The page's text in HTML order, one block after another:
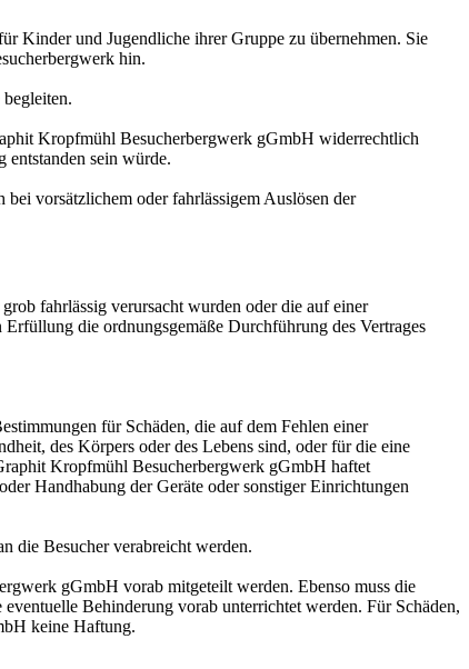
Kinder und Jugendliche ihrer Gruppe zu übernehmen. Sie
hin.
Kropfmühl Besucherbergwerk gGmbH widerrechtlich
sein würde.
vorsätzlichem oder fahrlässigem Auslösen der
fahrlässig verursacht wurden oder die auf einer
die ordnungsgemäße Durchführung des Vertrages
für Schäden, die auf dem Fehlen einer
des Körpers oder des Lebens sind, oder für die eine
Kropfmühl Besucherbergwerk gGmbH haftet
Handhabung der Geräte oder sonstiger Einrichtungen
die Besucher verabreicht werden.
gGmbH vorab mitgeteilt werden. Ebenso muss die
Behinderung vorab unterrichtet werden. Für Schäden,
keine Haftung.